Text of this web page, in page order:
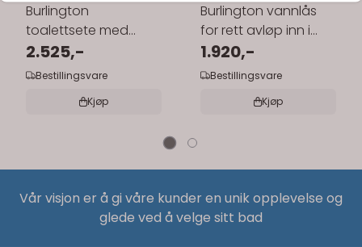
Burlington
toalettsete med
softclose - hengsler i
krom
2.525,-
Bestillingsvare
Kjøp
Burlington vannlås
for rett avløp inn i
vegg - porselen
1.920,-
Bestillingsvare
Kjøp
Vår visjon er å gi våre kunder en unik opplevelse og
glede ved å velge sitt bad